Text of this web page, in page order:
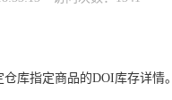
库指定商品的DOI库存详情。